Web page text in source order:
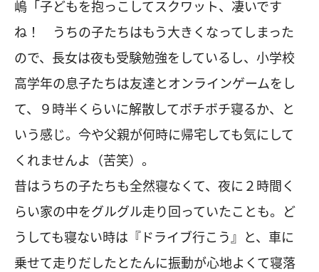
嶋「子どもを抱っこしてスクワット、凄いです
ね！ うちの子たちはもう大きくなってしまった
ので、長女は夜も受験勉強をしているし、小学校
高学年の息子たちは友達とオンラインゲームをし
て、９時半くらいに解散してボチボチ寝るか、と
いう感じ。今や父親が何時に帰宅しても気にして
くれませんよ（苦笑）。
昔はうちの子たちも全然寝なくて、夜に２時間く
らい家の中をグルグル走り回っていたことも。ど
うしても寝ない時は『ドライブ行こう』と、車に
乗せて走りだしたとたんに振動が心地よくて寝落